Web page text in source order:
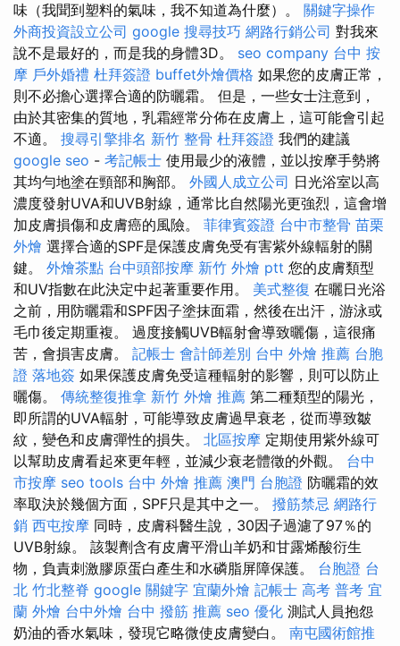
味（我聞到塑料的氣味，我不知道為什麼）。 關鍵字操作
外商投資設立公司 google 搜尋技巧 網路行銷公司 對我來
說不是最好的，而是我的身體3D。 seo company 台中 按
摩 戶外婚禮 杜拜簽證 buffet外燴價格 如果您的皮膚正常，
則不必擔心選擇合適的防曬霜。 但是，一些女士注意到，
由於其密集的質地，乳霜經常分佈在皮膚上，這可能會引起
不適。 搜尋引擎排名 新竹 整骨 杜拜簽證 我們的建議
google seo - 考記帳士 使用最少的液體，並以按摩手勢將
其均勻地塗在頸部和胸部。 外國人成立公司 日光浴室以高
濃度發射UVA和UVB射線，通常比自然陽光更強烈，這會增
加皮膚損傷和皮膚癌的風險。 菲律賓簽證 台中市整骨 苗栗
外燴 選擇合適的SPF是保護皮膚免受有害紫外線輻射的關
鍵。 外燴茶點 台中頭部按摩 新竹 外燴 ptt 您的皮膚類型
和UV指數在此決定中起著重要作用。 美式整復 在曬日光浴
之前，用防曬霜和SPF因子塗抹面霜，然後在出汗，游泳或
毛巾後定期重複。 過度接觸UVB輻射會導致曬傷，這很痛
苦，會損害皮膚。 記帳士 會計師差別 台中 外燴 推薦 台胞
證 落地簽 如果保護皮膚免受這種輻射的影響，則可以防止
曬傷。 傳統整復推拿 新竹 外燴 推薦 第二種類型的陽光，
即所謂的UVA輻射，可能導致皮膚過早衰老，從而導致皺
紋，變色和皮膚彈性的損失。 北區按摩 定期使用紫外線可
以幫助皮膚看起來更年輕，並減少衰老體徵的外觀。 台中
市按摩 seo tools 台中 外燴 推薦 澳門 台胞證 防曬霜的效
率取決於幾個方面，SPF只是其中之一。 撥筋禁忌 網路行
銷 西屯按摩 同時，皮膚科醫生說，30因子過濾了97％的
UVB射線。 該製劑含有皮膚平滑山羊奶和甘露烯酸衍生
物，負責刺激膠原蛋白產生和水磷脂屏障保護。 台胞證 台
北 竹北整脊 google 關鍵字 宜蘭外燴 記帳士 高考 普考 宜
蘭 外燴 台中外燴 台中 撥筋 推薦 seo 優化 測試人員抱怨
奶油的香水氣味，發現它略微使皮膚變白。 南屯國術館推